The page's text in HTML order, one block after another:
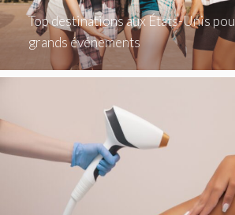
Top destinations aux États-Unis
grands événements